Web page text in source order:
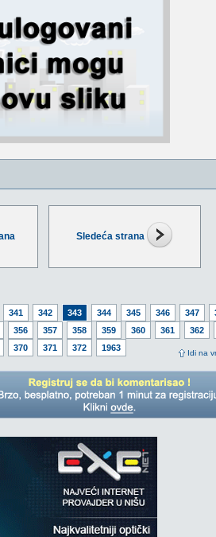
Sledeća strana
341 342 343 344 345 346 347
356 357 358 359 360 361
362
370 371 372 1963
Idi na